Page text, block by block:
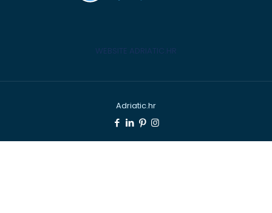
WEBSITE ADRIATIC.HR
Adriatic.hr